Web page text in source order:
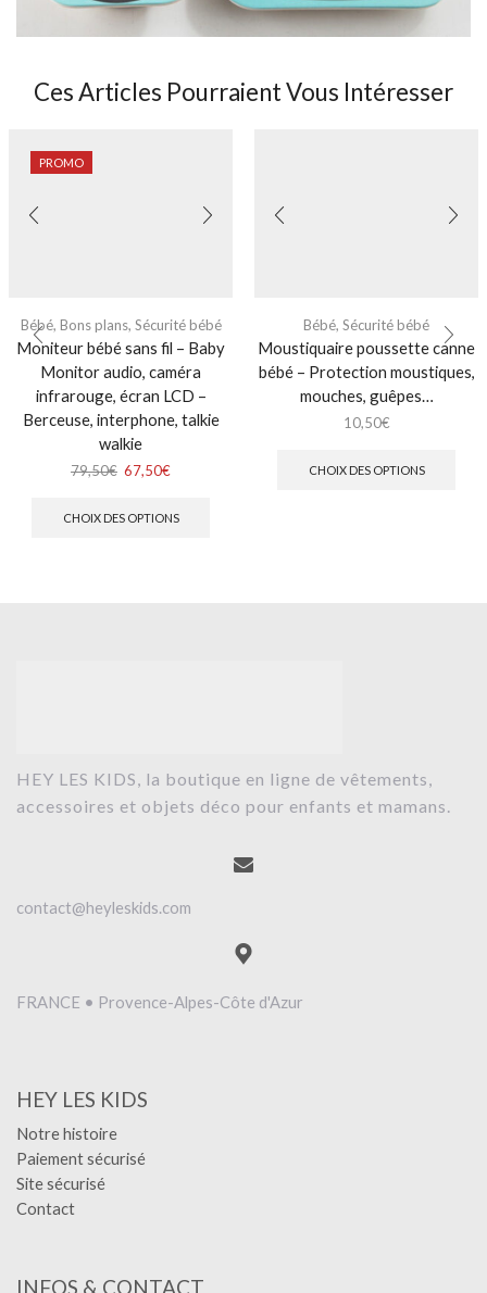
Ces Articles Pourraient Vous Intéresser
PROMO
Bébé, Bons plans, Sécurité bébé
Moniteur bébé sans fil – Baby
Monitor audio, caméra
infrarouge, écran LCD –
Berceuse, interphone, talkie
walkie
79,50€ 67,50€
CHOIX DES OPTIONS
Bébé, Sécurité bébé
Moustiquaire poussette canne
bébé – Protection moustiques,
mouches, guêpes…
10,50€
CHOIX DES OPTIONS
HEY LES KIDS, la boutique en ligne de vêtements,
accessoires et objets déco pour enfants et mamans.
contact@heyleskids.com
FRANCE • Provence-Alpes-Côte d'Azur
HEY LES KIDS
Notre histoire
Paiement sécurisé
Site sécurisé
Contact
INFOS & CONTACT